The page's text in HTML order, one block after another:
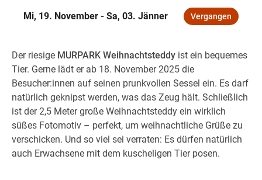
Samstag
SAMSTAG 09:00—18:00
Öffnungszeiten
Wegbeschreibung
Mi, 19. November - Sa, 03. Jänner Vergangen
Der riesige MURPARK Weihnachtsteddy ist ein bequemes
Tier. Gerne lädt er ab 18. November 2025 die
Besucher:innen auf seinen prunkvollen Sessel ein. Es darf
natürlich geknipst werden, was das Zeug hält. Schließlich
ist der 2,5 Meter große Weihnachtsteddy ein wirklich
süßes Fotomotiv – perfekt, um weihnachtliche Grüße zu
verschicken. Und so viel sei verraten: Es dürfen natürlich
auch Erwachsene mit dem kuscheligen Tier posen.